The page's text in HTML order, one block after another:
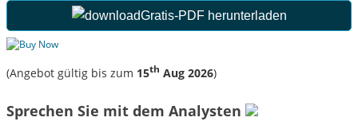
Gratis-PDF herunterladen
(Angebot gültig bis zum 15th Aug 2026)
Sprechen Sie mit dem Analysten